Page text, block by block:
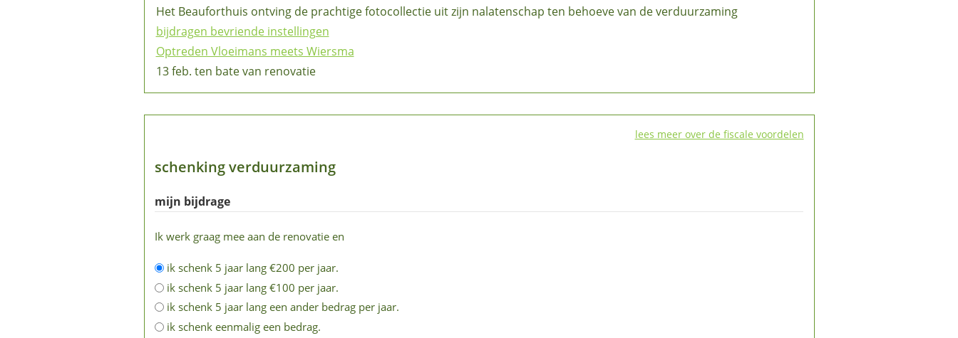
Het Beauforthuis ontving de prachtige fotocollectie uit zijn nalatenschap ten behoeve van de verduurzaming
bijdragen bevriende instellingen
Optreden Vloeimans meets Wiersma
13 feb. ten bate van renovatie
lees meer over de fiscale voordelen
schenking verduurzaming
mijn bijdrage
Ik werk graag mee aan de renovatie en
ik schenk 5 jaar lang €200 per jaar.
ik schenk 5 jaar lang €100 per jaar.
ik schenk 5 jaar lang een ander bedrag per jaar.
ik schenk eenmalig een bedrag.